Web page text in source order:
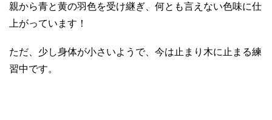
親から青と黄の羽色を受け継ぎ、何とも言えない色味に仕
上がっています！
ただ、少し身体が小さいようで、今は止まり木に止まる練
習中です。